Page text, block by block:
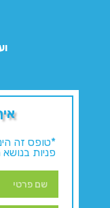
*טופס זה
פניות בנושא